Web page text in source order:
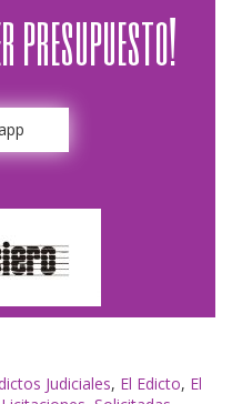
presupuesto!
Judiciales, El Edicto, El